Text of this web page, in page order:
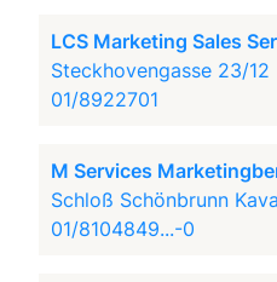
LCS Marketing Sales
Steckhovengasse 23/12
01/8922701
M Services
Schloß Schönbrunn
01/8104849...-0